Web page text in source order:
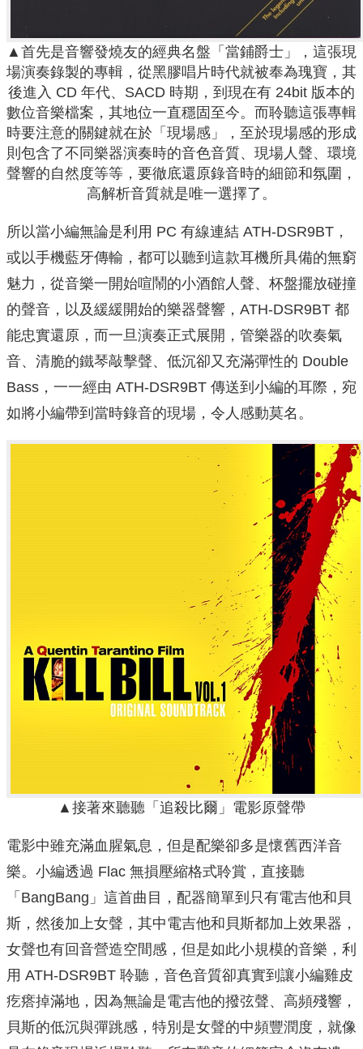
▲首先是音響發燒友的經典名盤「當鋪爵士」，這張現
場演奏錄製的專輯，從黑膠唱片時代就被奉為瑰寶，其
後進入 CD 年代、SACD 時期，到現在有 24bit 版本的
數位音樂檔案，其地位一直穩固至今。而聆聽這張專輯
時要注意的關鍵就在於「現場感」，至於現場感的形成
則包含了不同樂器演奏時的音色音質、現場人聲、環境
聲響的自然度等等，要徹底還原錄音時的細節和氛圍，
高解析音質就是唯一選擇了。
所以當小編無論是利用 PC 有線連結 ATH-DSR9BT，
或以手機藍牙傳輸，都可以聽到這款耳機所具備的無窮
魅力，從音樂一開始喧鬧的小酒館人聲、杯盤擺放碰撞
的聲音，以及緩緩開始的樂器聲響，ATH-DSR9BT 都
能忠實還原，而一旦演奏正式展開，管樂器的吹奏氣
音、清脆的鐵琴敲擊聲、低沉卻又充滿彈性的 Double
Bass，一一經由 ATH-DSR9BT 傳送到小編的耳際，宛
如將小編帶到當時錄音的現場，令人感動莫名。
▲接著來聽聽「追殺比爾」電影原聲帶
電影中雖充滿血腥氣息，但是配樂卻多是懷舊西洋音
樂。小編透過 Flac 無損壓縮格式聆賞，直接聽
「BangBang」這首曲目，配器簡單到只有電吉他和貝
斯，然後加上女聲，其中電吉他和貝斯都加上效果器，
女聲也有回音營造空間感，但是如此小規模的音樂，利
用 ATH-DSR9BT 聆聽，音色音質卻真實到讓小編雞皮
疙瘩掉滿地，因為無論是電吉他的撥弦聲、高頻殘響，
貝斯的低沉與彈跳感，特別是女聲的中頻豐潤度，就像